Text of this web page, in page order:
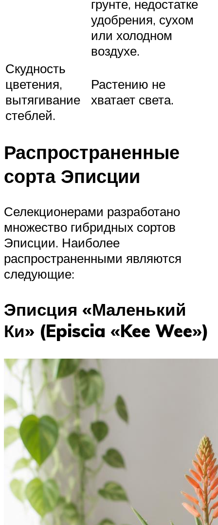
грунте, недостатке
удобрения, сухом
или холодном
воздухе.
Скудность
цветения,
вытягивание
стеблей.
Растению не
хватает света.
Распространенные
сорта Эписции
Селекционерами разработано
множество гибридных сортов
Эписции. Наиболее
распространенными являются
следующие:
Эписция «Маленький
Ки» (Episcia «Kee Wee»)